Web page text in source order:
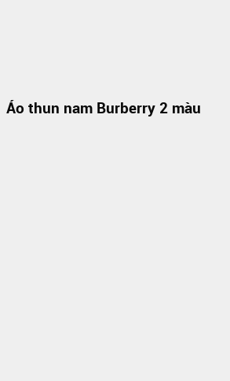
Áo thun nam Burberry 2 màu